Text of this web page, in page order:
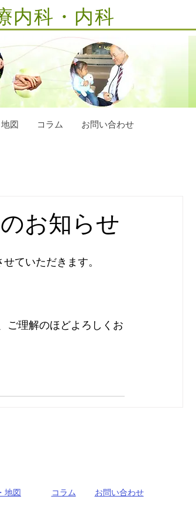
内科・内科
図 コラム お問い合わせ
お知らせ
ていただきます。
ご理解のほどよろしくお
地図 コラム お問い合わせ